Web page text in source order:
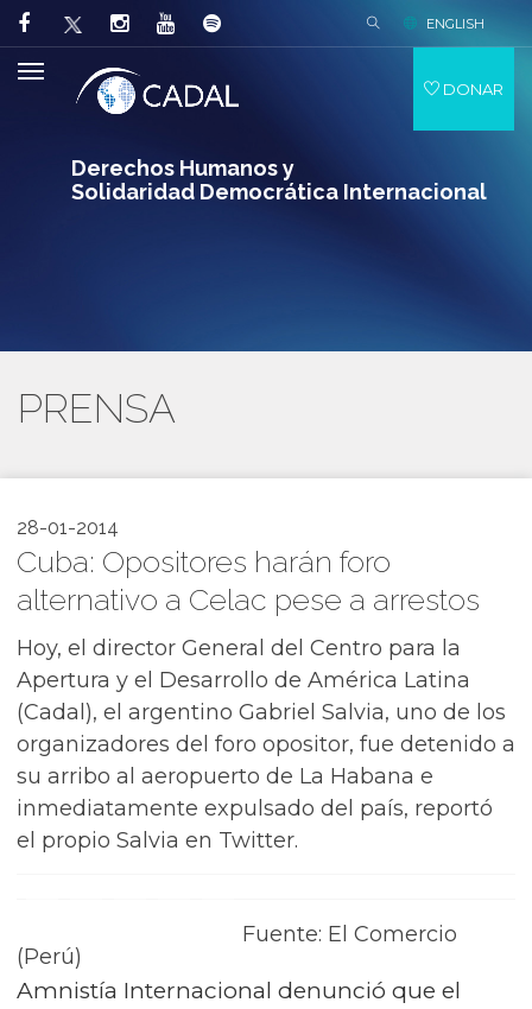
Derechos Humanos y
Solidaridad Democrática Internacional
ENGLISH
DONAR
PRENSA
28-01-2014
Cuba: Opositores harán foro
alternativo a Celac pese a arrestos
Hoy, el director General del Centro para la
Apertura y el Desarrollo de América Latina
(Cadal), el argentino Gabriel Salvia, uno de los
organizadores del foro opositor, fue detenido a
su arribo al aeropuerto de La Habana e
inmediatamente expulsado del país, reportó
el propio Salvia en Twitter.
Fuente: El Comercio
(Perú)
Amnistía Internacional denunció que el